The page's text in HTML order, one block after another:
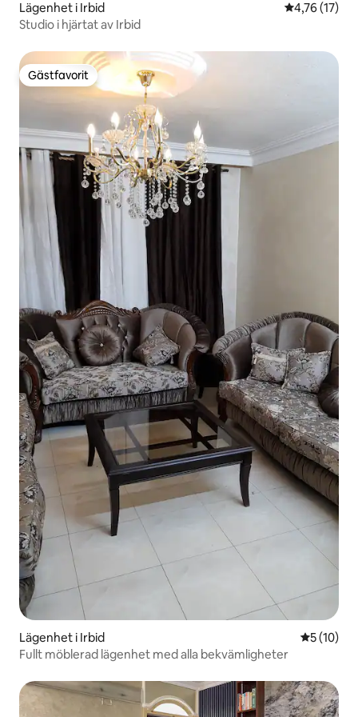
Lägenhet i Irbid 4,76 av 5 i
4,76 (17)
Studio i hjärtat av Irbid
Gästfavorit
Gästfavorit
Lägenhet i Irbid 5 av 5 i
5 (10)
Fullt möblerad lägenhet med alla bekvämligheter